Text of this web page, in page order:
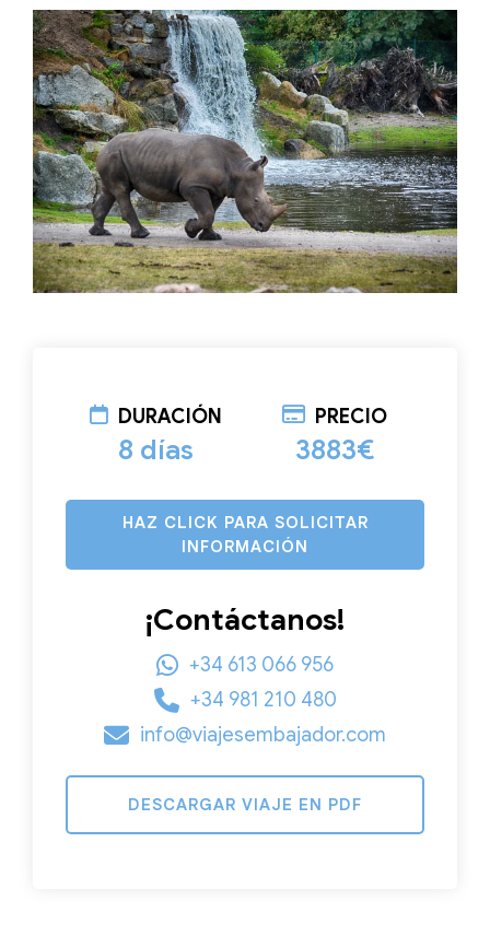
DURACIÓN
8 días
PRECIO
3883€
HAZ CLICK PARA SOLICITAR
INFORMACIÓN
¡Contáctanos!
+34 613 066 956
+34 981 210 480
info@viajesembajador.com
DESCARGAR VIAJE EN PDF